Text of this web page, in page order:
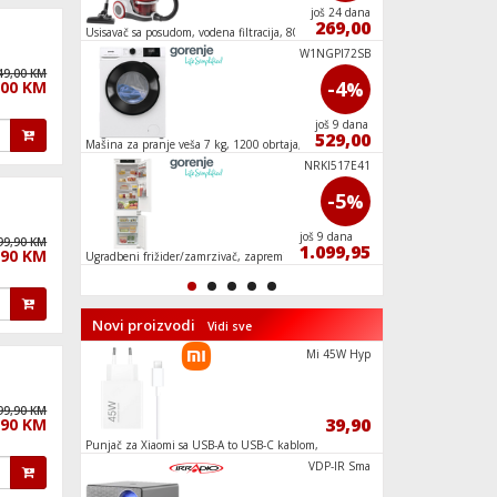
KM
KM
KM
KM
KM
KM
još 23 dana
-6%
još 24 dana
751,05
DVS 05024
još 24 dana
585,65
Usisavač sa posudom, vodena filtracija, 800 W,
GFORCEAQUA
još 24 dana
269,00
Mašina za pranje veša 7 kg, 1200 obrtaja,
SLIM, B
W1NGPI72SB
-4%
još 9 dana
529,00
Ugradbeni frižider/zamrzivač, zapremina 252
NRKI517E41
-5%
još 9 dana
1.099,95
Novi proizvodi Vidi sve
689,90
RH2901HE
Punjač za Xiaomi sa USB-A to USB-C kablom,
Mi 45W Hyp
39,90
VDP-IR Sma